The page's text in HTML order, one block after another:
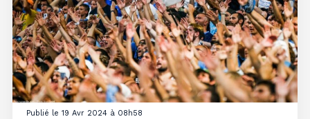
Publié le 19 Avr 2024 à 08h58